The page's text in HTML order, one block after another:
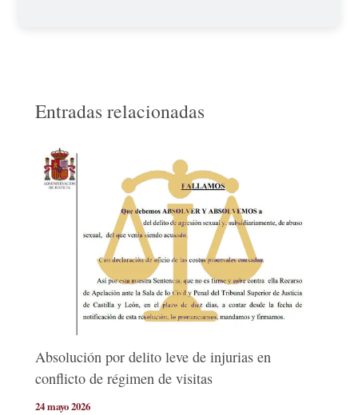
Entradas relacionadas
Absolución por delito leve de injurias en
conflicto de régimen de visitas
24 mayo 2026